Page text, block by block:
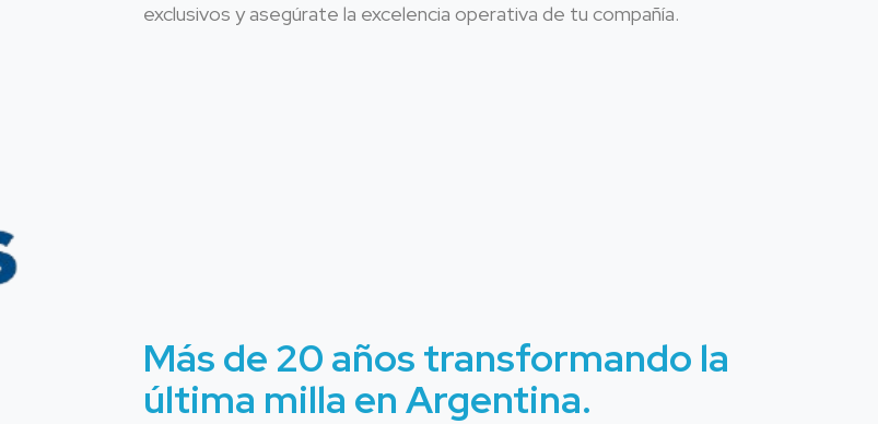
exclusivos y asegúrate la excelencia operativa de tu compañía.
Más de 20 años transformando la
última milla en Argentina.